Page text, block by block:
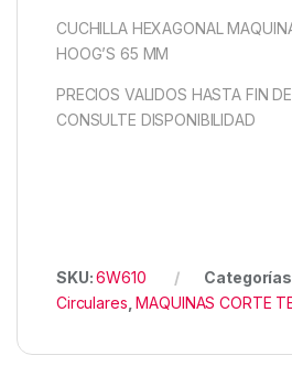
CUCHILLA HEXAGONAL
HOOG’S 65 MM
PRECIOS VALIDOS HASTA FIN
CONSULTE DISPONIBILIDAD
SKU:6W610
Circulares ,MAQUINAS CORTE